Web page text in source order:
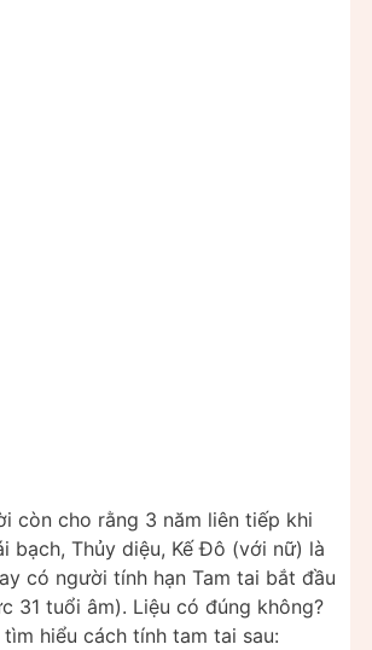
còn cho rằng 3 năm liên tiếp khi
bạch, Thủy diệu, Kế Đô (với nữ) là
có người tính hạn Tam tai bắt đầu
31 tuổi âm). Liệu có đúng không?
hiểu cách tính tam tai sau: